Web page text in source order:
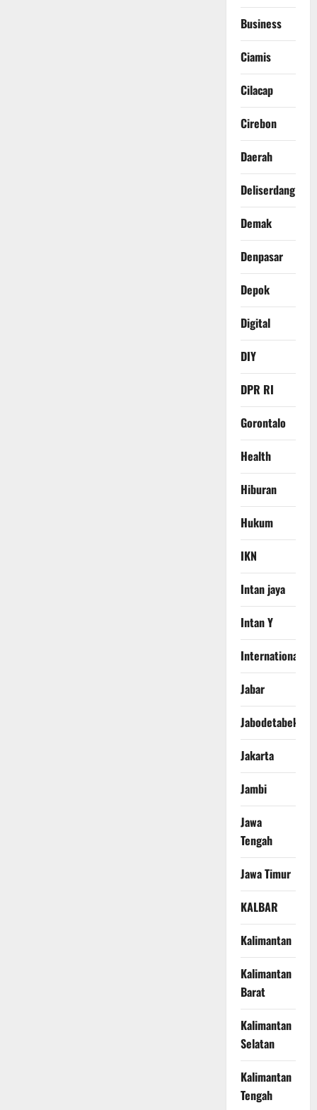
Business
Ciamis
Cilacap
Cirebon
Daerah
Deliserdang
Demak
Denpasar
Depok
Digital
DIY
DPR RI
Gorontalo
Health
Hiburan
Hukum
IKN
Intan jaya
Intan Y
International
Jabar
Jabodetabek
Jakarta
Jambi
Jawa
Tengah
Jawa Timur
KALBAR
Kalimantan
Kalimantan
Barat
Kalimantan
Selatan
Kalimantan
Tengah